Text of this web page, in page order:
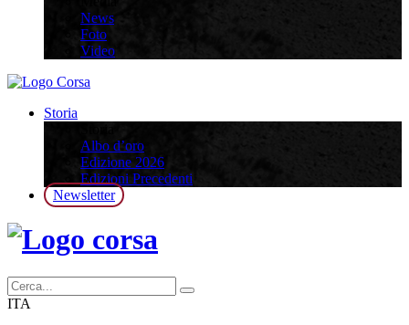
News
Foto
Video
Storia
Albo d’oro
Edizione 2026
Edizioni Precedenti
Newsletter
ITA